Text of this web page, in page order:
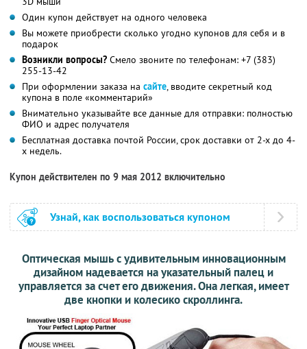
Один купон действует на одного человека
Вы можете приобрести сколько угодно купонов для себя и в
подарок
Возникли вопросы? Смело звоните по телефонам: +7 (383)
255-13-42
При оформлении заказа на сайте, вводите секретный код
купона в поле «комментарий»
Внимательно указывайте все данные для отправки: полностью
ФИО и адрес получателя
Бесплатная доставка почтой России, срок доставки от 2-х до 4-
х недель.
Купон действителен по 9 мая 2012 включительно
Узнай, как воспользоваться купоном
Оптическая мышь с удивительным инновационным
дизайном надевается на указательный палец и
управляется за счет его движения. Она легкая, имеет
две кнопки и колесико скроллинга.